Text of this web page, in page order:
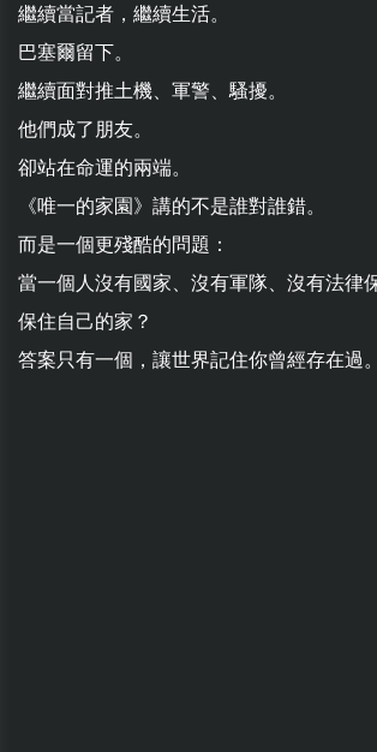
繼續當記者，繼續生活。
巴塞爾留下。
繼續面對推土機、軍警、騷擾。
他們成了朋友。
卻站在命運的兩端。
《唯一的家園》講的不是誰對誰錯。
而是一個更殘酷的問題：
當一個人沒有國家、沒有軍隊、沒有法律
保住自己的家？
答案只有一個，讓世界記住你曾經存在過。